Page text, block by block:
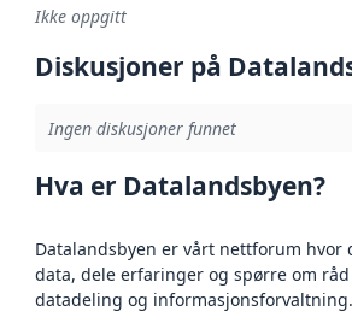
Ikke oppgitt
Diskusjoner på
Ingen diskusjoner funnet
Hva er Datalandsbyen?
Datalandsbyen er vårt nettforum hvor
data, dele erfaringer og spørre om
datadeling og informasjonsforvaltning.